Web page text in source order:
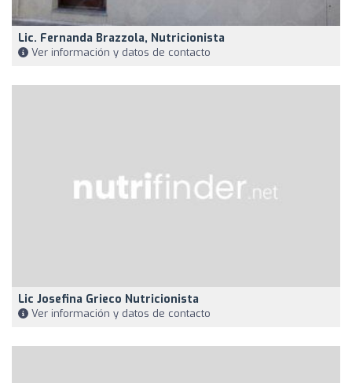
Lic. Fernanda Brazzola, Nutricionista
Ver información y datos de contacto
Lic Josefina Grieco Nutricionista
Ver información y datos de contacto